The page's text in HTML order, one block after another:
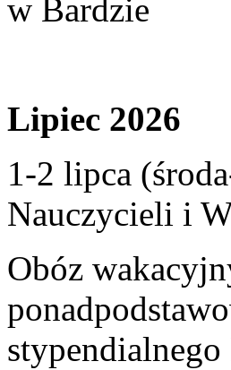
w Bardzie
Lipiec 2026
1-2 lipca
Nauczycieli i
Obóz